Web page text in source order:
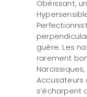
Obéissant,
guère. Les
rarement
Accusateurs
s’écharpent